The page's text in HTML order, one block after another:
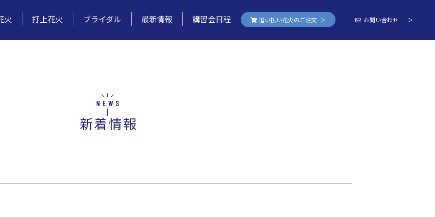
火 打上花火 ブライダル 最新情報 講習会日程 追い払い花火のご注文 ＞ お問い合わせ ＞
NEWS
新着情報